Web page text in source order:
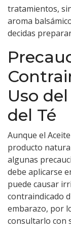
tratamientos,
aroma
decidas
Uso
del Té
Aunque el
producto
algunas
debe aplicarse
puede causar
contraindicado
embarazo, por
consultarlo con